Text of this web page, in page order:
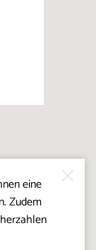
eine
Zudem